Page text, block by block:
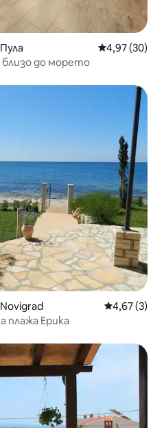
Средна
4,97 (30)
до морето
Средна
4,67 (3)
плажа Ерика